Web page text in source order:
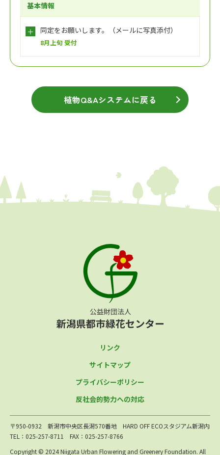
基本情報
同定をお願いします。（メールに写真添付）
8月上旬 受付
植物Q&Aシステムに戻る
リンク
サイトマップ
プライバシーポリシー
反社会的勢力への対応
〒950-0932 新潟市中央区長潟570番地 HARD OFF ECOスタジアム新潟内
TEL：025-257-8711 FAX：025-257-8766
Copyright © 2024 Niigata Urban Flowering and Greenery Foundation. All